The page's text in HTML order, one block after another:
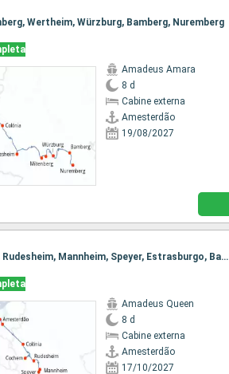
Wertheim, Würzburg, Bamberg, Nuremberg
Amadeus Amara
8 d
Cabine externa
Amesterdão
19/08/2027
Itinerário : Amesterdão, Utrecht, Colónia, Cochem, Koblenz, Rudesheim, Mannheim, Speyer, Estrasburgo, Basileia
Amadeus Queen
8 d
Cabine externa
Amesterdão
17/10/2027